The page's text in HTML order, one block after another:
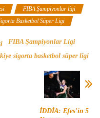
FIBA Şampiyonlar ligi
Basketbol Süper Ligi
FIBA Şampiyonlar Ligi
sigorta basketbol süper ligi
İDDİA: Efes’in 5